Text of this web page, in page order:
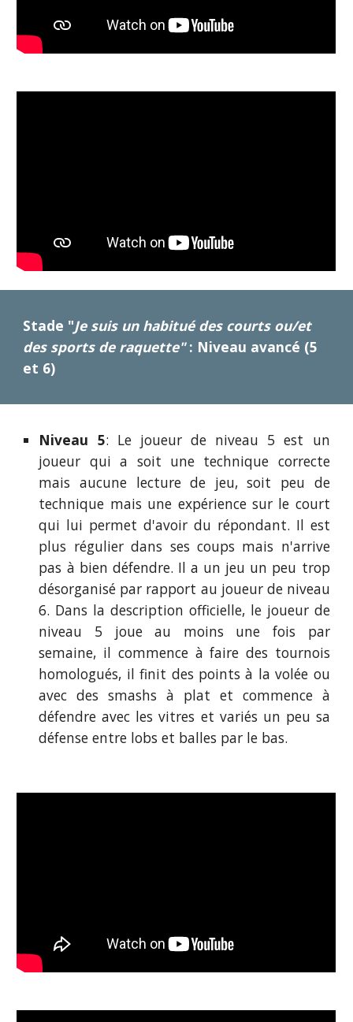
Stade "Je suis un habitué des courts ou/et
des sports de raquette": Niveau avancé (5
et 6)
Niveau 5: Le joueur de niveau 5 est un
joueur qui a soit une technique correcte
mais aucune lecture de jeu, soit peu de
technique mais une expérience sur le court
qui lui permet d'avoir du répondant. Il est
plus régulier dans ses coups mais n'arrive
pas à bien défendre. Il a un jeu un peu trop
désorganisé par rapport au joueur de niveau
6. Dans la description officielle, le joueur de
niveau 5 joue au moins une fois par
semaine, il commence à faire des tournois
homologués, il finit des points à la volée ou
avec des smashs à plat et commence à
défendre avec les vitres et variés un peu sa
défense entre lobs et balles par le bas.